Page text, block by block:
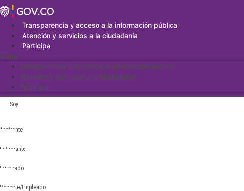
Saltar
al
contenidoTransparencia y acceso a la información pública
Atención y servicios a la ciudadanía
Participa
Menu
Transparencia y acceso a la información pública
Atención y servicios a la ciudadanía
Participa
Soy:
Aspirante
Estudiante
Egresado
Docente/Empleado